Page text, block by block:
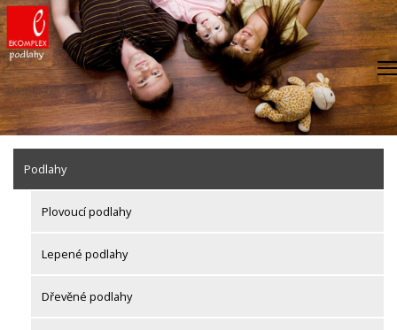
Skip
to
content
Podlahy
Plovoucí podlahy
Lepené podlahy
Dřevěné podlahy